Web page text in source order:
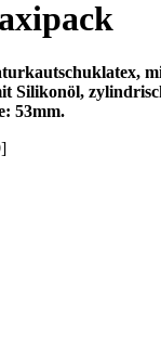
Silikonöl,
53mm.